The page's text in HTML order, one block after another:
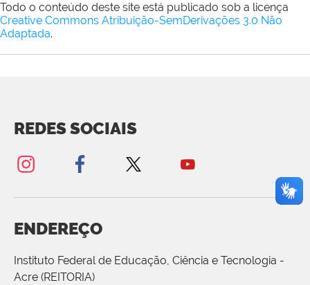
Todo o conteúdo deste site está publicado sob a licença
Creative Commons Atribuição-SemDerivações 3.0 Não
Adaptada.
REDES SOCIAIS
ENDEREÇO
Instituto Federal de Educação, Ciência e Tecnologia -
Acre (REITORIA)